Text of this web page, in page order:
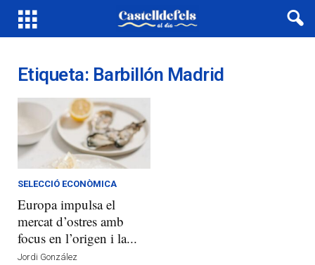
Etiqueta: Barbillón Madrid
SELECCIÓ ECONÒMICA
Europa impulsa el
mercat d’ostres amb
focus en l’origen i la...
Jordi González